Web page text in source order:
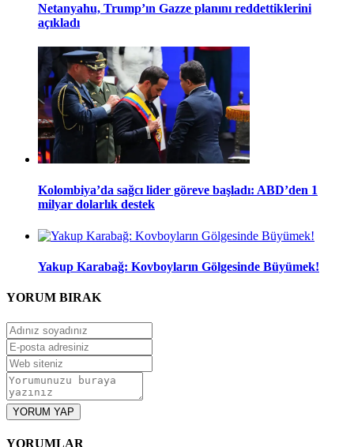
Netanyahu, Trump’ın Gazze planını reddettiklerini
açıkladı
Kolombiya’da sağcı lider göreve başladı: ABD’den 1
milyar dolarlık destek
Yakup Karabağ: Kovboyların Gölgesinde Büyümek!
YORUM BIRAK
YORUM YAP
YORUMLAR